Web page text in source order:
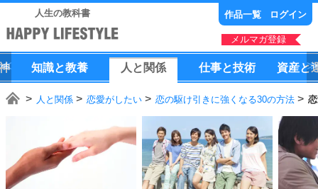
人生の教科書 作品一覧 ログイン
メルマガ登録
知識と教養 人 と 関係 仕事と技術 資産と
人と関係 恋愛がしたい 恋の駆け引きに強くなる30の方法